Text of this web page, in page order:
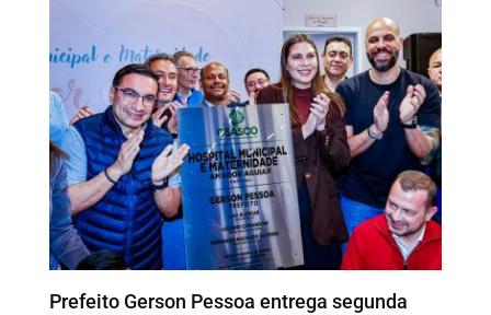
Prefeito Gerson Pessoa entrega segunda